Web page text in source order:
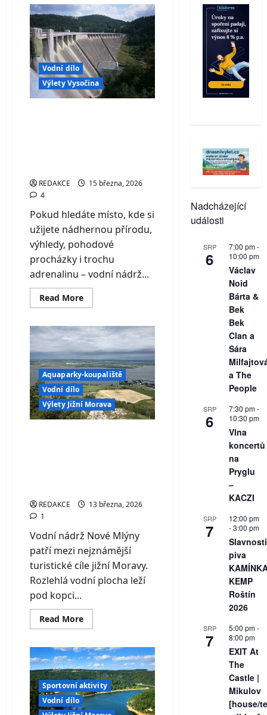
nádrž
Seč:
koupání,
výlety
i
krásná
příroda
Železných
hor
Vodní dílo
Výlety Vysočina
REDAKCE
15 března, 2026
4
Pokud hledáte místo, kde si
užijete nádhernou přírodu,
výhledy, pohodové
procházky i trochu
adrenalinu – vodní nádrž...
Read MoreRead
more
nádrž
Vír
na
Vysočině
–
klidná
perla
v
hlubokém
údolí
řeky
Svratky
Aquaparky-koupaliště
Vodní dílo
Výlety Jižní Morava
REDAKCE
13 března, 2026
1
Vodní nádrž Nové Mlýny
patří mezi nejznámější
turistické cíle jižní Moravy.
Rozlehlá vodní plocha leží
pod kopci...
Read MoreRead
more
nádrž
Nové
Mlýny
–
největší
vodní
plocha
na
Sportovní aktivity
Vodní dílo
Nadcházející
události
SRP
6
7:00 pm-
10:00 pm
Václav
Noid
Bárta &
Bek
Bek
Clan a
Sára
a The
People
SRP
6
7:30 pm-
10:30 pm
Vlna
koncertů
na
Pryglu
–
KACZI
SRP
7
12:00 pm
-3:00 pm
Slavnosti
piva
KEMP
Roštín
2026
SRP
7
5:00 pm-
8:00 pm
EXIT At
The
Castle |
Mikulov
[house/